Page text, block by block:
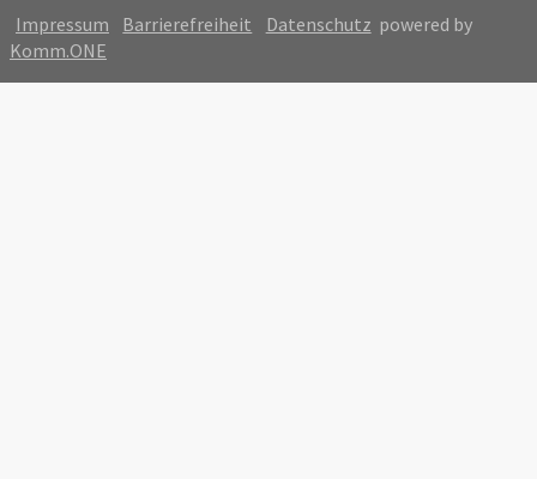
Impressum
Barrierefreiheit Datenschutz powered by
Komm.ONE